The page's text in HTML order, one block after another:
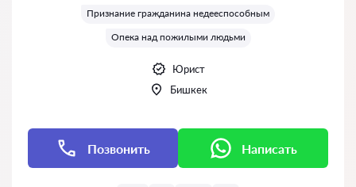
Признание гражданина недееспособным
Опека над пожилыми людьми
Юрист
Бишкек
Позвонить Написать